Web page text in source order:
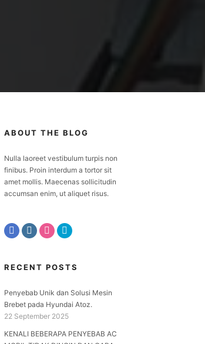
ABOUT THE BLOG
Nulla laoreet vestibulum turpis non
finibus. Proin interdum a tortor sit
amet mollis. Maecenas sollicitudin
accumsan enim, ut aliquet risus.
RECENT POSTS
Penyebab Unik dan Solusi Mesin
Brebet pada Hyundai Atoz.
22 September 2025
KENALI BEBERAPA PENYEBAB AC